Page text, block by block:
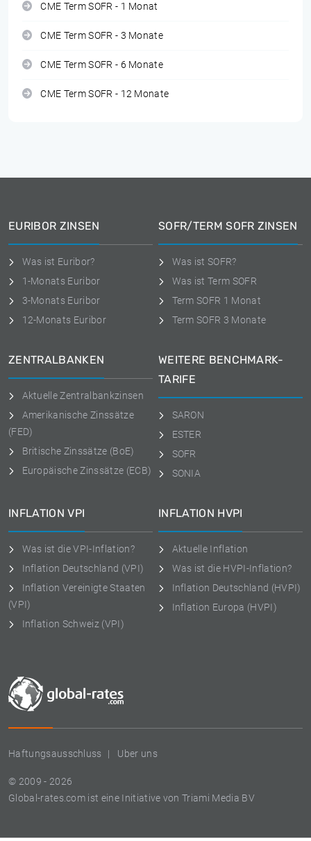
CME Term SOFR - 1 Monat
CME Term SOFR - 3 Monate
CME Term SOFR - 6 Monate
CME Term SOFR - 12 Monate
Haftungsausschluss Uber uns
© 2009 - 2026
Global-rates.com ist eine Initiative von Triami Media BV
EURIBOR ZINSEN
Was ist Euribor?
1-Monats Euribor
3-Monats Euribor
12-Monats Euribor
SOFR/TERM SOFR ZINSEN
Was ist SOFR?
Was ist Term SOFR
Term SOFR 1 Monat
Term SOFR 3 Monate
ZENTRALBANKEN
Aktuelle Zentralbankzinsen
Amerikanische Zinssätze
(FED)
Britische Zinssätze (BoE)
Europäische Zinssätze (ECB)
WEITERE BENCHMARK-
TARIFE
SARON
ESTER
SOFR
SONIA
INFLATION VPI
Was ist die VPI-Inflation?
Inflation Deutschland (VPI)
Inflation Vereinigte Staaten
(VPI)
Inflation Schweiz (VPI)
INFLATION HVPI
Aktuelle Inflation
Was ist die HVPI-Inflation?
Inflation Deutschland (HVPI)
Inflation Europa (HVPI)